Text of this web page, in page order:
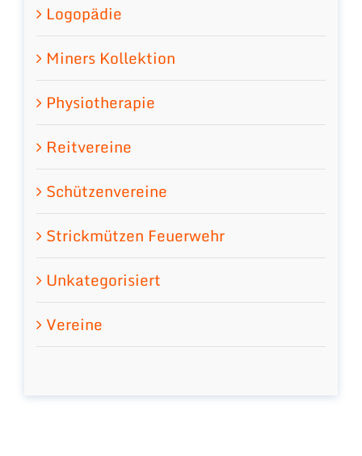
Logopädie
Miners Kollektion
Physiotherapie
Reitvereine
Schützenvereine
Strickmützen Feuerwehr
Unkategorisiert
Vereine